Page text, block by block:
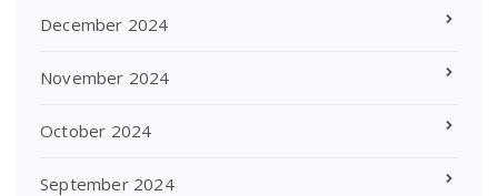
December 2024
November 2024
October 2024
September 2024